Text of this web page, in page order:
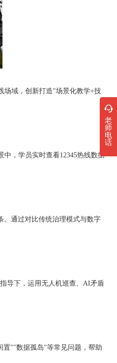
场域，创新打造"场景化教学+技
，学员实时查看12345热线数据
通过对比传统治理模式与数字
导下，运用无人机巡查、AI矛盾
""数据孤岛"等常见问题，帮助
老
师
电
话